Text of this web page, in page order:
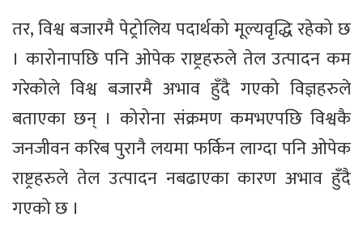
तर, विश्व बजारमै पेट्रोलिय पदार्थको मूल्यवृद्धि रहेको छ
। कारोनापछि पनि ओपेक राष्ट्रहरुले तेल उत्पादन कम
गरेकोले विश्व बजारमै अभाव हुँदै गएको विज्ञहरुले
बताएका छन् । कोरोना संक्रमण कमभएपछि विश्वकै
जनजीवन करिब पुरानै लयमा फर्किन लाग्दा पनि ओपेक
राष्ट्रहरुले तेल उत्पादन नबढाएका कारण अभाव हुँदै
गएको छ ।